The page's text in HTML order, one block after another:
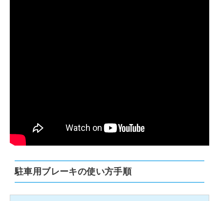
駐車用ブレーキの使い方手順